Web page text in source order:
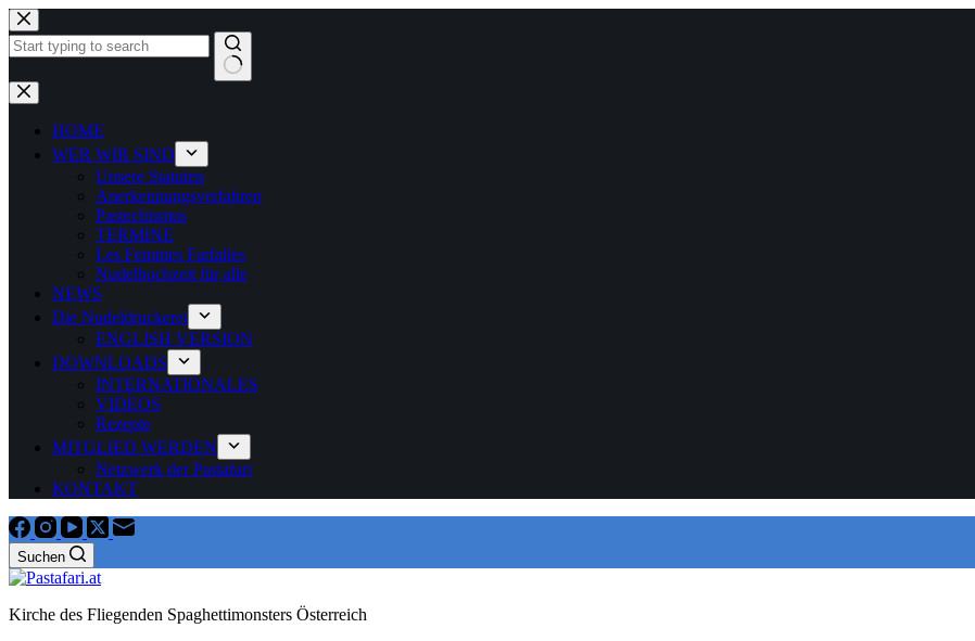
Zum
Inhalt
springen
Keine
Ergebnisse
HOME
WER WIR SIND
Unsere Statuten
Anerkennungsverfahren
Pastechismus
TERMINE
Les Femmes Farfalles
Nudelhochzeit für alle
NEWS
Die Nudeldruckerei
ENGLISH VERSION
DOWNLOADS
INTERNATIONALES
VIDEOS
Rezepte
MITGLIED WERDEN
Netzwerk der Pastafari
KONTAKT
Suchen
Kirche des Fliegenden Spaghettimonsters Österreich